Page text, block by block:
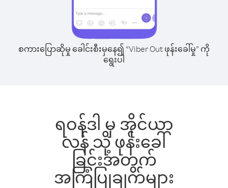
စကားပြောဆိုမှု ခေါင်းစီးမှနေ၍ “Viber Out ဖုန်းခေါ်မှု” ကို
ရွေးပါ
ရဝန်ဒါ မှ အိုင်ယာ
လန် သို့ ဖုန်းခေါ်
ခြင်းအတွက်
အကြံပြုချက်များ